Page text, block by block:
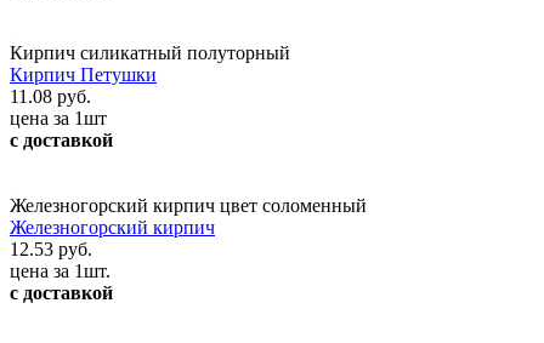
Кирпич силикатный полуторный
Кирпич Петушки
11.08 руб.
цена за 1шт
с доставкой
Железногорский кирпич цвет соломенный
Железногорский кирпич
12.53 руб.
цена за 1шт.
с доставкой